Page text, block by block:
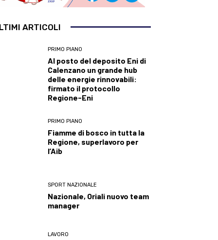
ARTICOLI
PRIMO PIANO
Al posto del deposito Eni di
Calenzano un grande hub
delle energie rinnovabili:
firmato il protocollo
Regione-Eni
PRIMO PIANO
Fiamme di bosco in tutta la
Regione, superlavoro per
l’Aib
SPORT NAZIONALE
Nazionale, Oriali nuovo team
manager
LAVORO